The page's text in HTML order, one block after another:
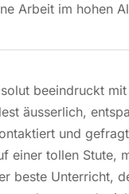
Arbeit im hohen
beeindruckt
äusserlich,
und
einer tollen Stute,
beste Unterricht,